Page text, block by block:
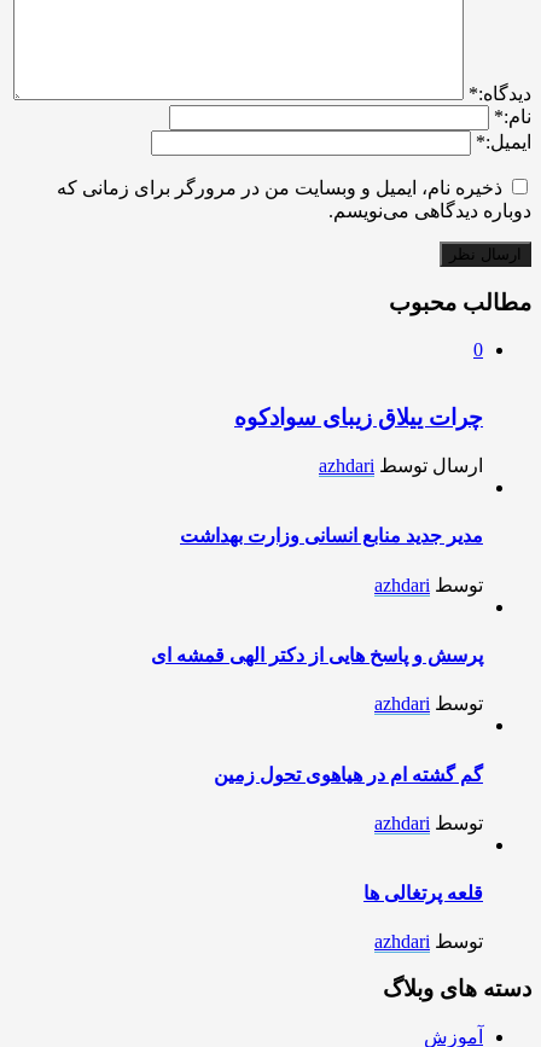
ديدگاه:*
نام:*
ایمیل:*
ذخیره نام، ایمیل و وبسایت من در مرورگر برای زمانی که
دوباره دیدگاهی می‌نویسم.
مطالب محبوب
0
چرات ییلاق زیبای سوادکوه
ارسال توسط azhdari
مدیر جدید منابع انسانی وزارت بهداشت
توسط azhdari
پرسش و پاسخ هایی از دکتر الهی قمشه ای
توسط azhdari
گم گشته ام در هیاهوی تحول زمین
توسط azhdari
قلعه پرتغالی ها
توسط azhdari
دسته های وبلاگ
آموزش